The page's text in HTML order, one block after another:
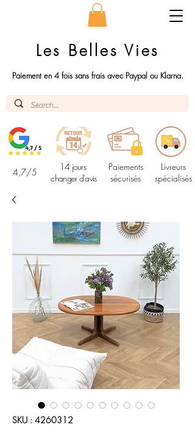
Les Belles Vies
Paiement en 4 fois sans frais avec Paypal ou Klarna.
4,7/5
14 jours
changer d'avis
Paiements
sécurisés
Livreurs
spécialisés
SKU : 4260312